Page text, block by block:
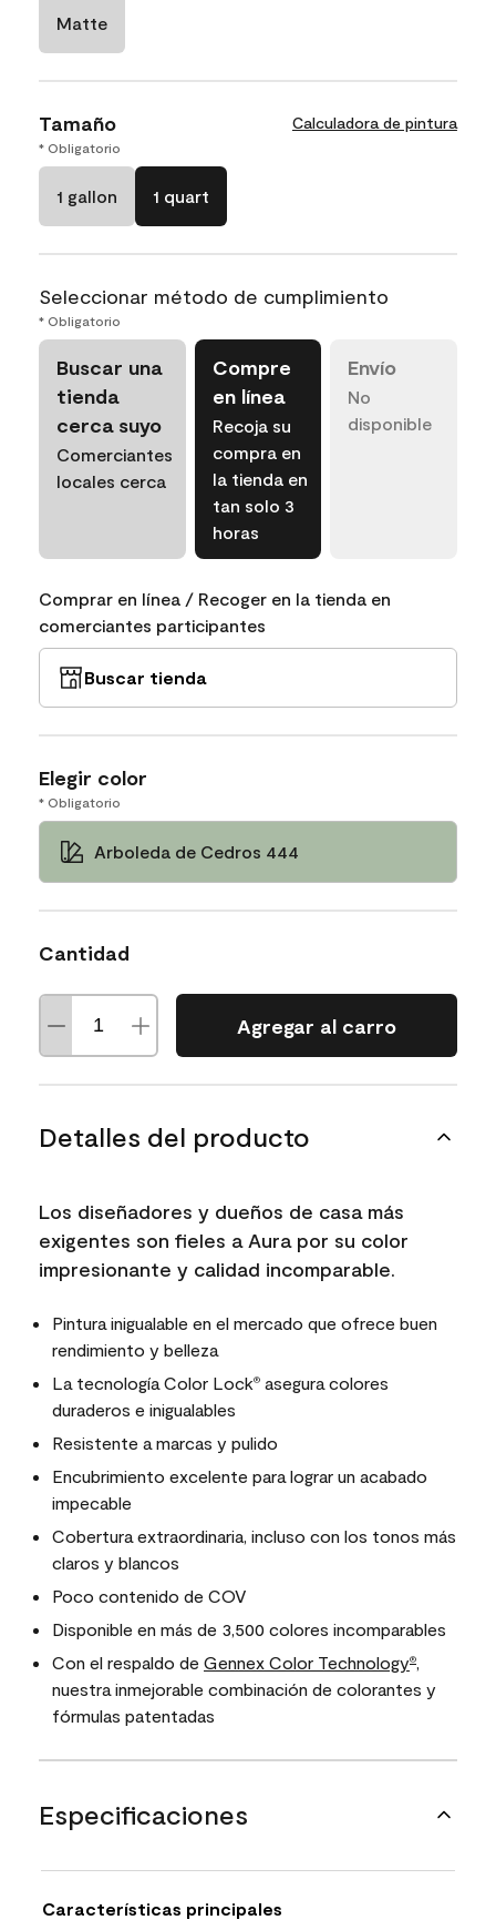
Matte
Tamaño Calculadora de pintura
* Obligatorio
1 gallon 1 quart
Seleccionar método de cumplimiento
* Obligatorio
Buscar una
tienda
cerca suyo
Comerciantes
locales cerca
Compre
en línea
Recoja su
compra en
la tienda en
tan solo 3
horas
Envío
No
disponible
Comprar en línea / Recoger en la tienda en
comerciantes participantes
Buscar tienda
Elegir color
* Obligatorio
Arboleda de Cedros 444
Cantidad
Agregar al carro
Detalles del producto
Los diseñadores y dueños de casa más
exigentes son fieles a Aura por su color
impresionante y calidad incomparable.
Pintura inigualable en el mercado que ofrece buen
rendimiento y belleza
La tecnología Color Lock® asegura colores
duraderos e inigualables
Resistente a marcas y pulido
Encubrimiento excelente para lograr un acabado
impecable
Cobertura extraordinaria, incluso con los tonos más
claros y blancos
Poco contenido de COV
Disponible en más de 3,500 colores incomparables
Con el respaldo de Gennex Color Technology®,
nuestra inmejorable combinación de colorantes y
fórmulas patentadas
Especificaciones
Características principales